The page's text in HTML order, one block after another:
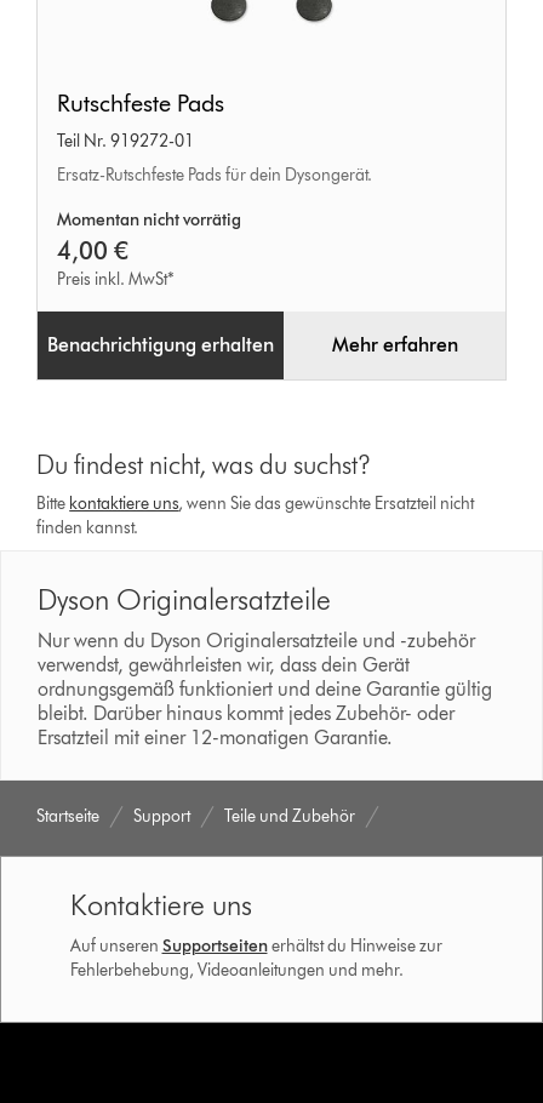
Pads
Rutschfeste Pads
Teil Nr. 919272-01
Ersatz-Rutschfeste Pads für dein Dysongerät.
Momentan nicht vorrätig
4,00 €
Preis inkl. MwSt*
Benachrichtigung erhalten Mehr erfahren
Du findest nicht, was du suchst?
Bitte kontaktiere uns, wenn Sie das gewünschte Ersatzteil nicht
finden kannst.
Dyson Originalersatzteile
Nur wenn du Dyson Originalersatzteile und -zubehör
verwendst, gewährleisten wir, dass dein Gerät
ordnungsgemäß funktioniert und deine Garantie gültig
bleibt. Darüber hinaus kommt jedes Zubehör- oder
Ersatzteil mit einer 12-monatigen Garantie.
Startseite Support Teile und Zubehör
Kontaktiere uns
Auf unseren Supportseiten erhältst du Hinweise zur
Fehlerbehebung, Videoanleitungen und mehr.